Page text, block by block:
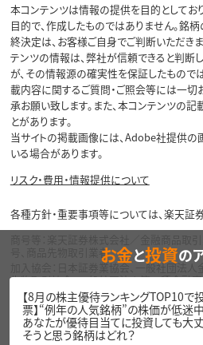
本コンテンツは情報の提供を目的としてお
目的で、作成したものではありません。銘
終決定は、お客様ご自身でご判断いただき
テンツの情報は、弊社が信頼できると判断
が、その情報源の確実性を保証したもので
載内容に関するご質問・ご照会等には一
承お願い致します。また、本コンテンツの
とがあります。
当サイトの掲載画像には、Adobe社提供の
いる場合があります。
リスク・費用・情報提供について
各種方針・重要事項等については、楽天証
商号等：楽天証券株式会社／金融商品取
号、商品先物取引業者
加入協会：日本証券業協会、一般社団法人
先物取引協会、一般社団法人第二種金融
産運用業協会
Copyright©
1999-2026 Rakuten Securities, Inc. All
お金と投資の
【8月の株主優待ランキングTOP10で
票】“例年の人気銘柄”の株価が低迷
あなたが優待目当てに投資しても大
そうと思う銘柄はどれ？